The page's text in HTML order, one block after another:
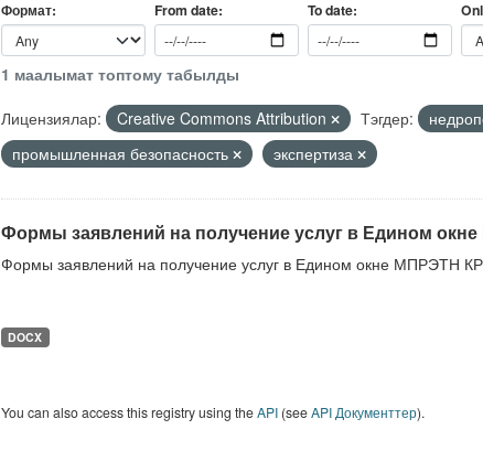
Формат From date To date
1 маалымат топтому табылды
Лицензиялар:
Creative Commons Attribution Тэгдер:
промышленная безопасность
экспертиза
Формы заявлений на получение услуг в Едином
Формы заявлений на получение услуг в Едином окне МПРЭТН КР
DOCX
You can also access this registry using theAPI(seeAPI Документтер).